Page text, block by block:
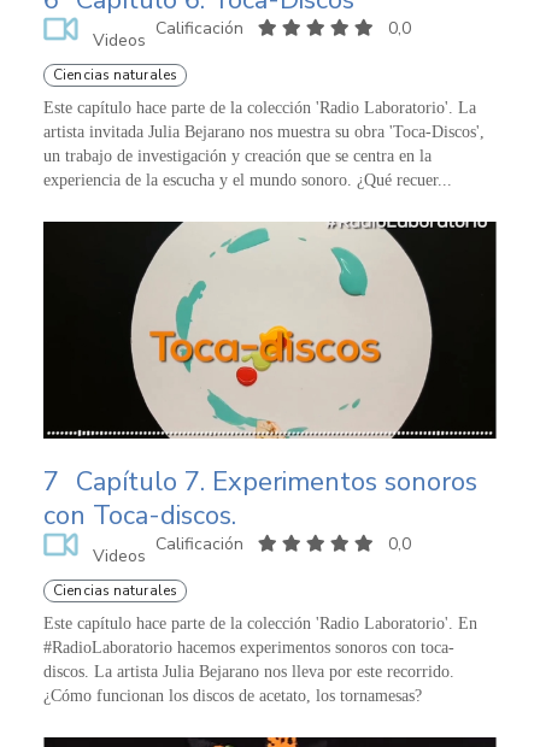
Videos
Calificación 0,0
Ciencias naturales
Este capítulo hace parte de la colección 'Radio Laboratorio'. La
artista invitada Julia Bejarano nos muestra su obra 'Toca-Discos',
un trabajo de investigación y creación que se centra en la
experiencia de la escucha y el mundo sonoro. ¿Qué recuer...
7 Capítulo 7. Experimentos sonoros
con Toca-discos.
Videos
Calificación 0,0
Ciencias naturales
Este capítulo hace parte de la colección 'Radio Laboratorio'. En
#RadioLaboratorio hacemos experimentos sonoros con toca-
discos. La artista Julia Bejarano nos lleva por este recorrido.
¿Cómo funcionan los discos de acetato, los tornamesas?